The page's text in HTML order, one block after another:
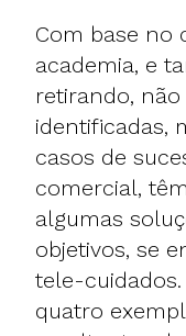
Com base no
academia, e
retirando,
identificadas,
casos de
comercial,
algumas
objetivos, se
tele-cuidados.
quatro